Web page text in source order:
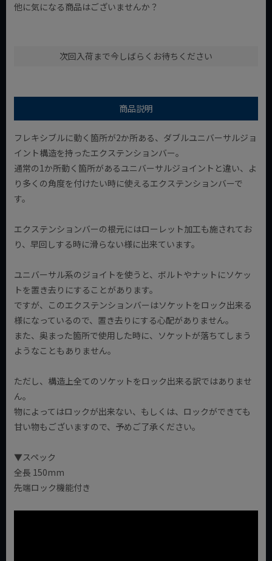
他に気になる商品はございませんか？
次回入荷まで今しばらくお待ちください
商品説明
フレキシブルに動く箇所が2か所ある、ダブルユニバーサルジョ
イント構造を持ったエクステンションバー。
通常の1か所動く箇所があるユニバーサルジョイントと違い、よ
り多くの角度を付けたい時に使えるエクステンションバーで
す。
エクステンションバーの根元にはローレット加工も施されてお
り、早回しする時に滑らない様に出来ています。
ユニバーサル系のジョイトを使うと、ボルトやナットにソケッ
トを置き去りにすることがあります。
ですが、このエクステンションバーはソケットをロック出来る
様になっているので、置き去りにする心配がありません。
また、奥まった箇所で使用した時に、ソケットが落ちてしまう
ようなこともありません。
ただし、構造上全てのソケットをロック出来る訳ではありませ
ん。
物によってはロックが出来ない、もしくは、ロックができても
甘い物もございますので、予めご了承ください。
▼スペック
全長 150mm
先端ロック機能付き